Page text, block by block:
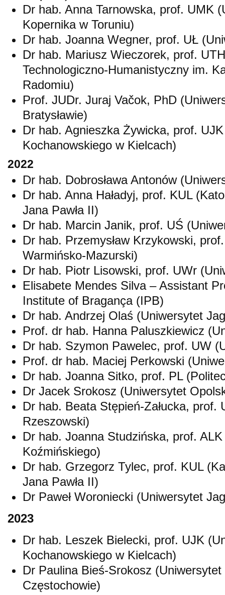
Dr hab. Anna Tarnowska, prof. UMK
Kopernika w Toruniu)
Dr hab. Joanna Wegner, prof. UŁ
Dr hab. Mariusz Wieczorek, prof.
Technologiczno-Humanistyczny im.
Radomiu)
Prof. JUDr. Juraj Vačok, PhD
Bratysławie)
Dr hab. Agnieszka Żywicka, prof.
Kochanowskiego w Kielcach)
2022
Dr hab. Dobrosława Antonów
Dr hab. Anna Haładyj, prof. KUL
Jana Pawła II)
Dr hab. Marcin Janik, prof. UŚ
Dr hab. Przemysław Krzykowski,
Warmińsko-Mazurski)
Dr hab. Piotr Lisowski, prof. UWr
Elisabete Mendes Silva – Assistant
Institute of Bragança (IPB)
Dr hab. Andrzej Olaś (Uniwersytet
Prof. dr hab. Hanna Paluszkiewicz
Dr hab. Szymon Pawelec, prof. UW
Prof. dr hab. Maciej Perkowski
Dr hab. Joanna Sitko, prof. PL
Dr Jacek Srokosz (Uniwersytet
Dr hab. Beata Stępień-Załucka, prof.
Rzeszowski)
Dr hab. Joanna Studzińska, prof.
Koźmińskiego)
Dr hab. Grzegorz Tylec, prof. KUL
Jana Pawła II)
Dr Paweł Woroniecki (Uniwersytet
2023
Dr hab. Leszek Bielecki, prof. UJK
Kochanowskiego w Kielcach)
Dr Paulina Bieś-Srokosz (Uniwersytet
Częstochowie)